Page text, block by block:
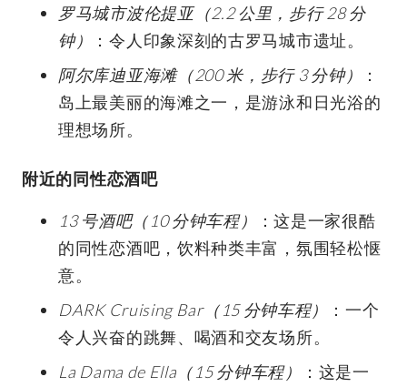
罗马城市波伦提亚（2.2 公里，步行 28 分
钟）
：令人印象深刻的古罗马城市遗址。
阿尔库迪亚海滩（200 米，步行 3 分钟）
：
岛上最美丽的海滩之一，是游泳和日光浴的
理想场所。
附近的同性恋酒吧
13 号酒吧（10 分钟车程）
：这是一家很酷
的同性恋酒吧，饮料种类丰富，氛围轻松惬
意。
DARK Cruising Bar（15 分钟车程）
：一个
令人兴奋的跳舞、喝酒和交友场所。
La Dama de Ella（15 分钟车程）
：这是一